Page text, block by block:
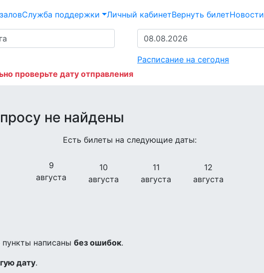
Служба поддержки Личный кабинетВернуть билетНовости
Расписание на сегодня
проверьте дату отправления
не найдены
Есть билеты на следующие даты:
9
августа
10
августа
11
августа
12
августа
пункты написаны без ошибок.
дату.